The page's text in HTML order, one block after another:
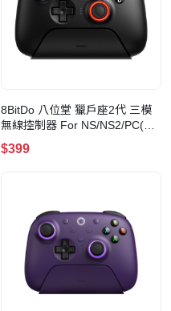
8BitDo 八位堂 獵戶座2代 三模
無線控制器 For NS/NS2/PC(黑
色)
$399